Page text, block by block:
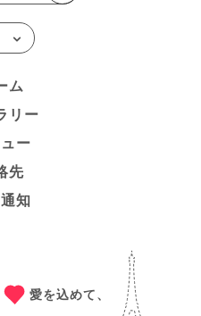
ム
リー
ー
先
知
愛を込めて、